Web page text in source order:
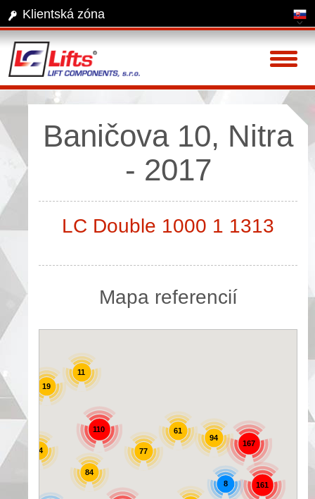
Klientská zóna
Baničova 10, Nitra
- 2017
LC Double 1000 1 1313
Mapa referencií
167
110
77
94
61
161
11
84
44
19
8